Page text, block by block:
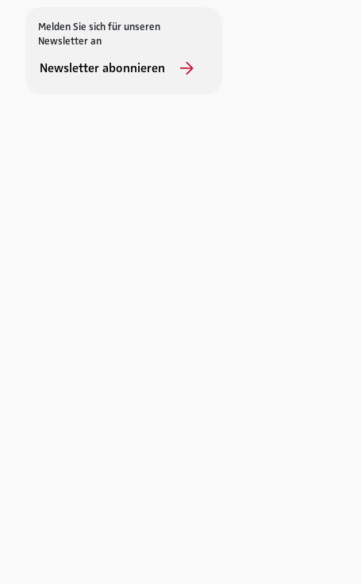
Melden Sie sich für unseren
Newsletter an
Newsletter abonnieren